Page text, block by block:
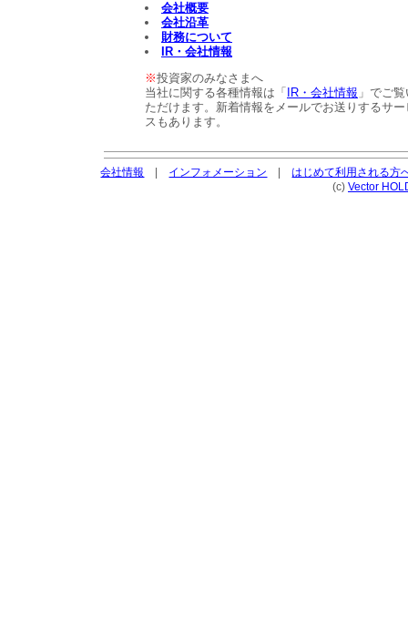
会社概要
会社沿革
財務について
IR・会社情報
※投資家のみなさまへ
当社に関する各種情報は「
IR・会社情報 」でご
ただけます。新着情報をメールでお送りするサー
スもあります。
会社情報 | インフォメーション |はじめて利用される方
(c) Vector